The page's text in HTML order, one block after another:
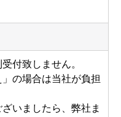
付致しません。
」の場合は当社が負担
いましたら、弊社ま